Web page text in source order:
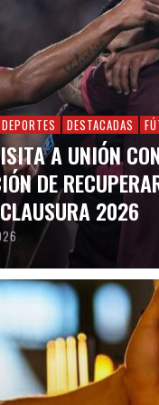
DEPORTES DESTACADAS
A UNIÓN
DE
2026